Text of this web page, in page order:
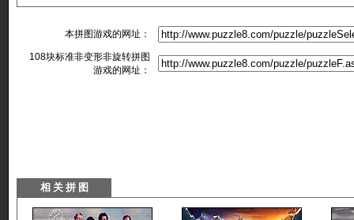
本拼图游戏的网址：
108块标准非变形非旋转拼图
游戏的网址：